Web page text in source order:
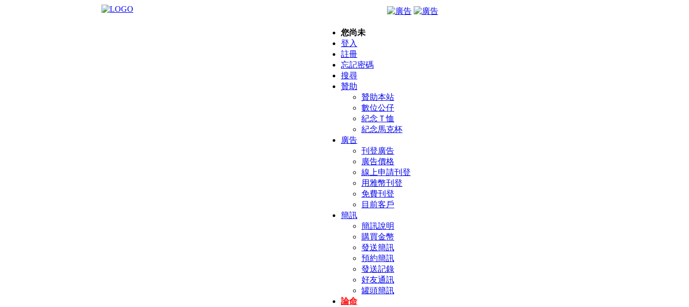
您尚未
登入
註冊
忘記密碼
搜尋
贊助
贊助本站
數位公仔
紀念Ｔ恤
紀念馬克杯
廣告
刊登廣告
廣告價格
線上申請刊登
用雅幣刊登
免費刊登
目前客戶
簡訊
簡訊說明
購買金幣
發送簡訊
預約簡訊
發送記錄
好友通訊
罐頭簡訊
論命